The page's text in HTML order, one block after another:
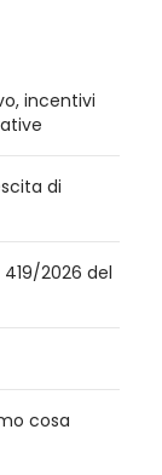
incentivi
di
2026 del
cosa